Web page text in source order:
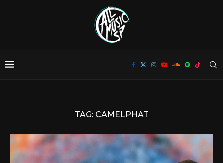
TAG: CAMELPHAT